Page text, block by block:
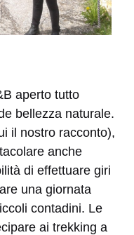
aperto tutto
bellezza naturale.
il nostro racconto),
anche
di effettuare giri
una giornata
contadini. Le
ai trekking a